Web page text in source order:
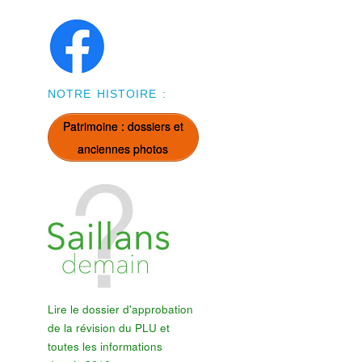
NOTRE HISTOIRE :
Patrimoine : dossiers et
anciennes photos
Lire le dossier d'approbation
de la révision du PLU et
toutes les informations